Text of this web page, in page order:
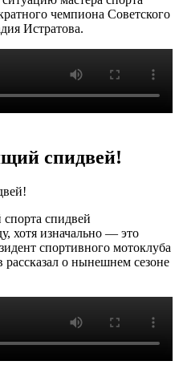
чемпиона Советского
Истратова.
спидвей!
спидвей
хотя изначально — это
спортивного мотоклуба
о нынешнем сезоне